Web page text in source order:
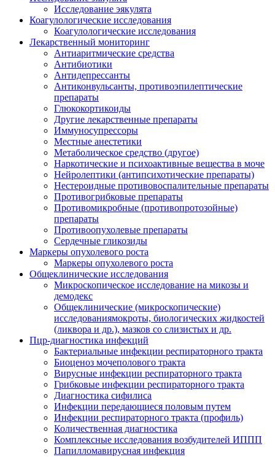
Исследование эякулята
Коагулологические исследования
Коагулологические исследования
Лекарственный мониторинг
Антиаритмические средства
Антибиотики
Антидепрессанты
Антиконвульсанты, противоэпилептические
препараты
Глюкокортикоиды
Другие лекарственные препараты
Иммуносупрессоры
Местные анестетики
Метаболическое средство (другое)
Наркотические и психоактивные вещества в моче
Нейролептики (антипсихотические препараты)
Нестероидные противовоспалительные препараты
Противогрибковые препараты
Противомикробные (противопротозойные)
препараты
Противоопухолевые препараты
Сердечные гликозиды
Маркеры опухолевого роста
Маркеры опухолевого роста
Общеклинические исследования
Микроскопическое исследование на микозы и
демодекс
Общеклинические (микроскопические)
исследованиямокроты, биологических жидкостей
(ликвора и др.), мазков со слизистых и др.
Пцр-диагностика инфекций
Бактериальные инфекции респираторного тракта
Биоценоз мочеполового тракта
Вирусные инфекции респираторного тракта
Грибковые инфекции респираторного тракта
Диагностика сифилиса
Инфекции передающиеся половым путем
Инфекции респираторного тракта (профиль)
Количественная диагностика
Комплексные исследования возбудителей ИППП
Папилломавирусная инфекция